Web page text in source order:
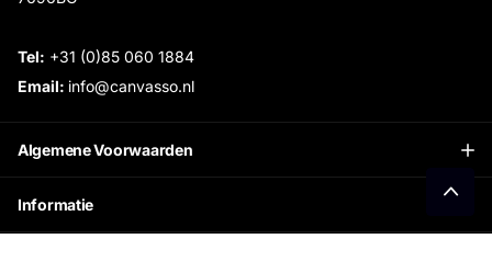
Algemene Voorwaarden
Informatie
Tel: +31 (0)85 060 1884
Email: info@canvasso.nl